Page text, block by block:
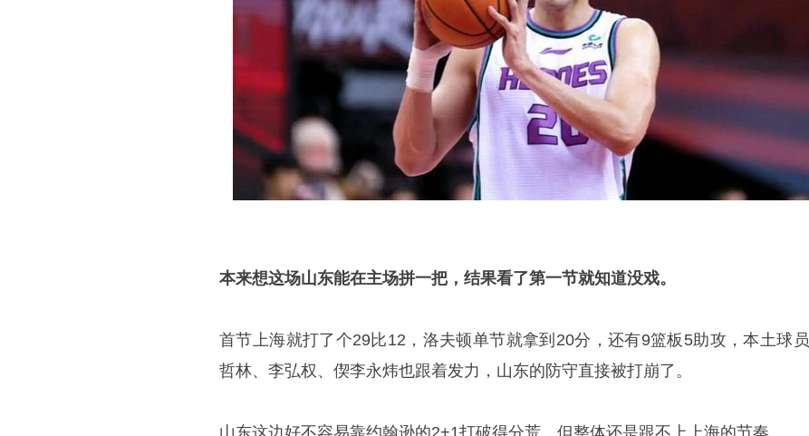
本来想这场山东能在主场拼一把，结果看了第一节就知道没戏。
首节上海就打了个29比12，洛夫顿单节就拿到20分，还有9篮板5助攻，本土球员
哲林、李弘权、偰李永炜也跟着发力，山东的防守直接被打崩了。
山东这边好不容易靠约翰逊的2+1打破得分荒，但整体还是跟不上上海的节奏。